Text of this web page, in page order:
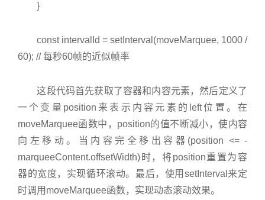
}
const intervalId = setInterval(moveMarquee, 1000 /
60); // 每秒60帧的近似帧率
这段代码首先获取了容器和内容元素，然后定义了
一个变量position来表示内容元素的left位置。在
moveMarquee函数中，position的值不断减小，使内容
向左移动。当内容完全移出容器(position <= -
marqueeContent.offsetWidth)时，将position重置为容
器的宽度，实现循环滚动。最后，使用setInterval来定
时调用moveMarquee函数，实现动态滚动效果。